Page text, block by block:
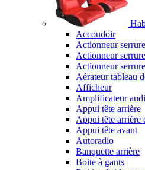
Accoudoir
Actionneur
Actionneur
Actionneur
Aérateur tableau
Afficheur
Amplificateur
Appui tête arrière
Appui tête arrière
Appui tête avant
Autoradio
Banquette arrière
Boite à gants